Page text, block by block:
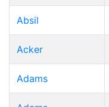
Absil
Acker
Adams